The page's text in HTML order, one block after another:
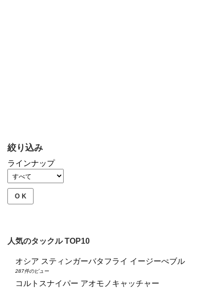
絞り込み
ラインナップ
O K
人気のタックル TOP10
オシア スティンガーバタフライ イージーぺブル
287件のビュー
コルトスナイパー アオモノキャッチャー